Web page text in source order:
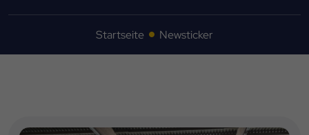
Startseite Newsticker